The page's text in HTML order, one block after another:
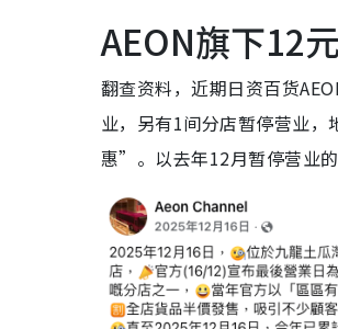
AEON旗下12
翻查资料，近期日资百货
业，另有1间分店暂停营业
惠”。以去年12月暂停营业